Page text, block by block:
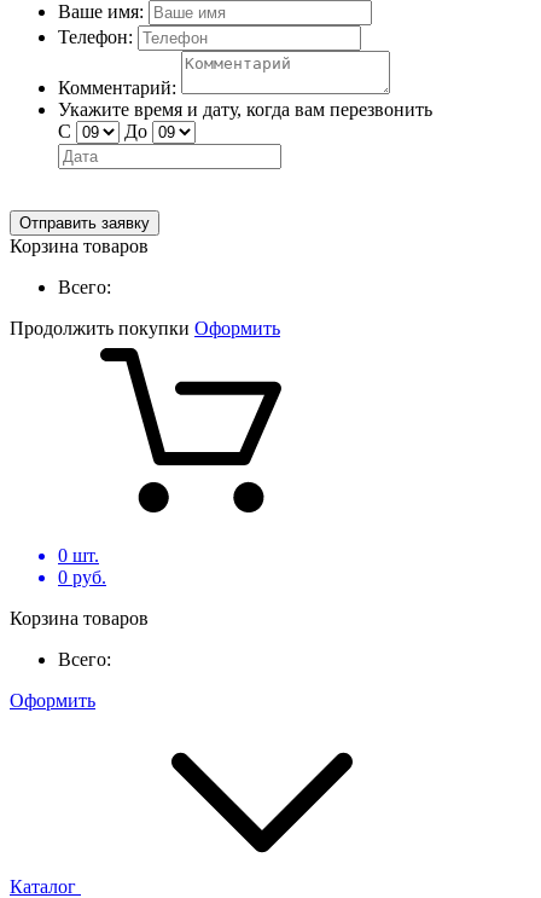
Ваше имя:
Телефон:
Комментарий:
Укажите время и дату, когда вам перезвонить
С
До
Отправить заявку
Корзина товаров
Всего:
Продолжить покупки Оформить
0 шт.
0 руб.
Корзина товаров
Всего:
Оформить
Каталог